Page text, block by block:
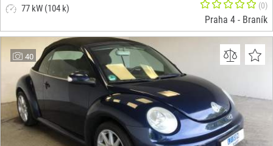
77 kW (104 k)
(0)
Praha 4 - Braník
40